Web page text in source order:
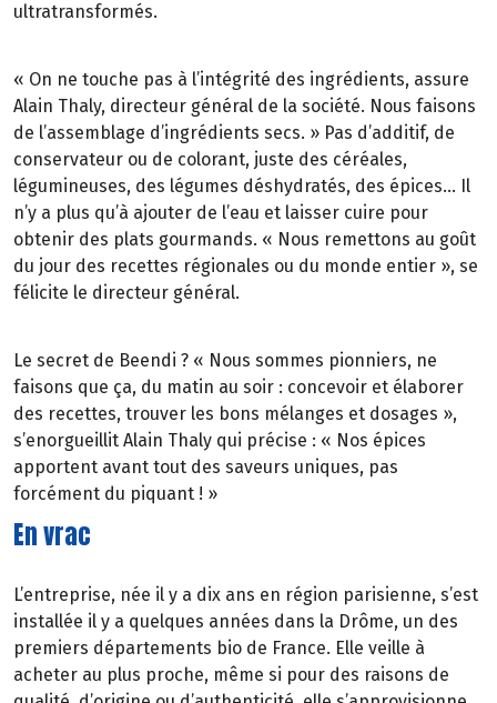
ultratransformés.
« On ne touche pas à l’intégrité des ingrédients, assure
Alain Thaly, directeur général de la société. Nous faisons
de l’assemblage d’ingrédients secs. » Pas d’additif, de
conservateur ou de colorant, juste des céréales,
légumineuses, des légumes déshydratés, des épices… Il
n’y a plus qu’à ajouter de l’eau et laisser cuire pour
obtenir des plats gourmands. « Nous remettons au goût
du jour des recettes régionales ou du monde entier », se
félicite le directeur général.
Le secret de Beendi ? « Nous sommes pionniers, ne
faisons que ça, du matin au soir : concevoir et élaborer
des recettes, trouver les bons mélanges et dosages »,
s’enorgueillit Alain Thaly qui précise : « Nos épices
apportent avant tout des saveurs uniques, pas
forcément du piquant ! »
En vrac
L’entreprise, née il y a dix ans en région parisienne, s’est
installée il y a quelques années dans la Drôme, un des
premiers départements bio de France. Elle veille à
acheter au plus proche, même si pour des raisons de